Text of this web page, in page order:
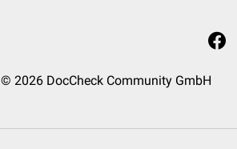
© 2026 DocCheck Community GmbH